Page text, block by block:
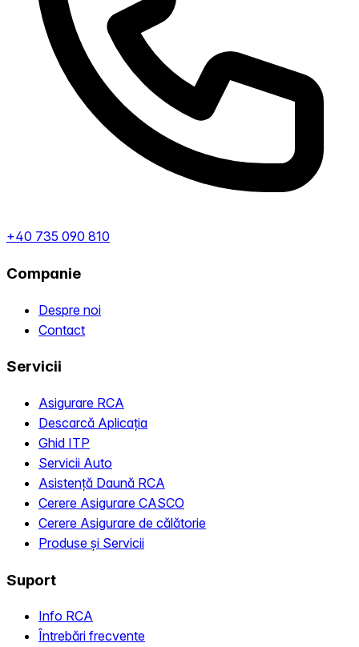
+40 735 090 810
Companie
Despre noi
Contact
Servicii
Asigurare RCA
Descarcă Aplicația
Ghid ITP
Servicii Auto
Asistență Daună RCA
Cerere Asigurare CASCO
Cerere Asigurare de călătorie
Produse și Servicii
Suport
Info RCA
Întrebări frecvente